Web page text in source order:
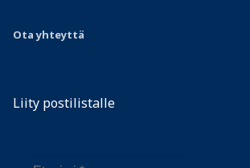
Ota yhteyttä
Liity postilistalle